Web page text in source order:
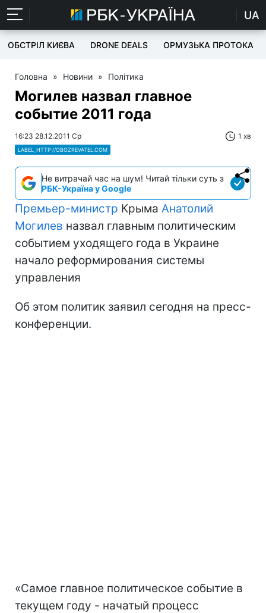
UA
ОБСТРІЛ КИЄВА DRONE DEALS ОРМУЗЬКА ПРОТОКА
Головна » Новини » Політика
Могилев назвал главное
событие 2011 года
16:23 28.12.2011 Ср 1 хв
LABEL_HTTP://OBOZREVATEL.COM
Не витрачай час на шум! Читай тільки суть з
РБК-Україна у Google
Премьер-министр Крыма Анатолий
Могилев назвал главным политическим
событием уходящего года в Украине
начало реформирования системы
управления
Об этом политик заявил сегодня на пресс-
конференции.
«Самое главное политическое событие в
текущем году - начатый процесс